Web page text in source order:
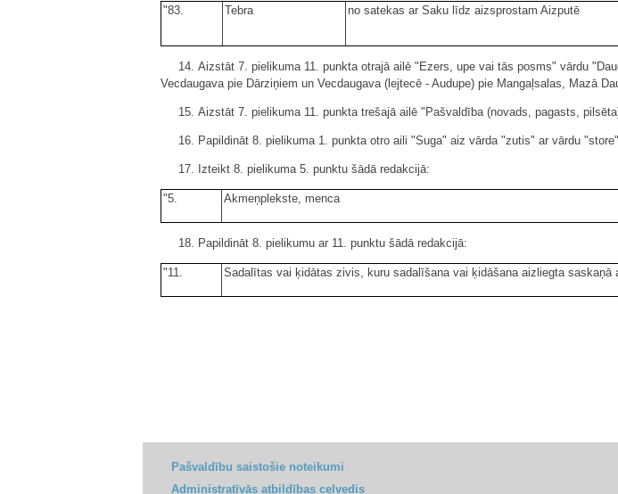
"83. Tebra no satekas ar Saku līdz aizsprostam Aizputē
14. Aizstāt 7. pielikuma 11. punkta otrajā ailē "Ezers, upe vai tās posms" vārdu
Vecdaugava pie Dārziņiem un Vecdaugava (lejtecē - Audupe) pie Mangaļsalas, Mazā
15. Aizstāt 7. pielikuma 11. punkta trešajā ailē "Pašvaldība (novads, pagasts,
16. Papildināt 8. pielikuma 1. punkta otro aili "Suga" aiz vārda "zutis" ar vārdu "store".
17. Izteikt 8. pielikuma 5. punktu šādā redakcijā:
"5.
Akmeņplekste, menca
18. Papildināt 8. pielikumu ar 11. punktu šādā redakcijā:
"11.
Sadalītas vai ķidātas zivis, kuru sadalīšana vai ķidāšana aizliegta saskaņā
Pašvaldību saistošie noteikumi
Administratīvās atbildības ceļvedis